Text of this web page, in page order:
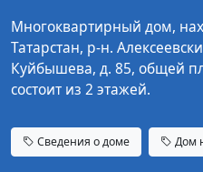
Многоквартирный дом,
Татарстан, р-н.
Куйбышева, д. 85, общей
состоит из 2 этажей.
Сведения о доме Дом